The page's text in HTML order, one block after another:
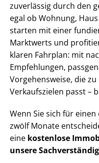
zuverlässig durch den
egal ob Wohnung,
starten mit einer
Marktwerts und
klaren Fahrplan: mit
Empfehlungen,
Vorgehensweise, die
Verkaufszielen passt –
Wenn Sie sich für
zwölf Monate
eine kostenlose
unsere